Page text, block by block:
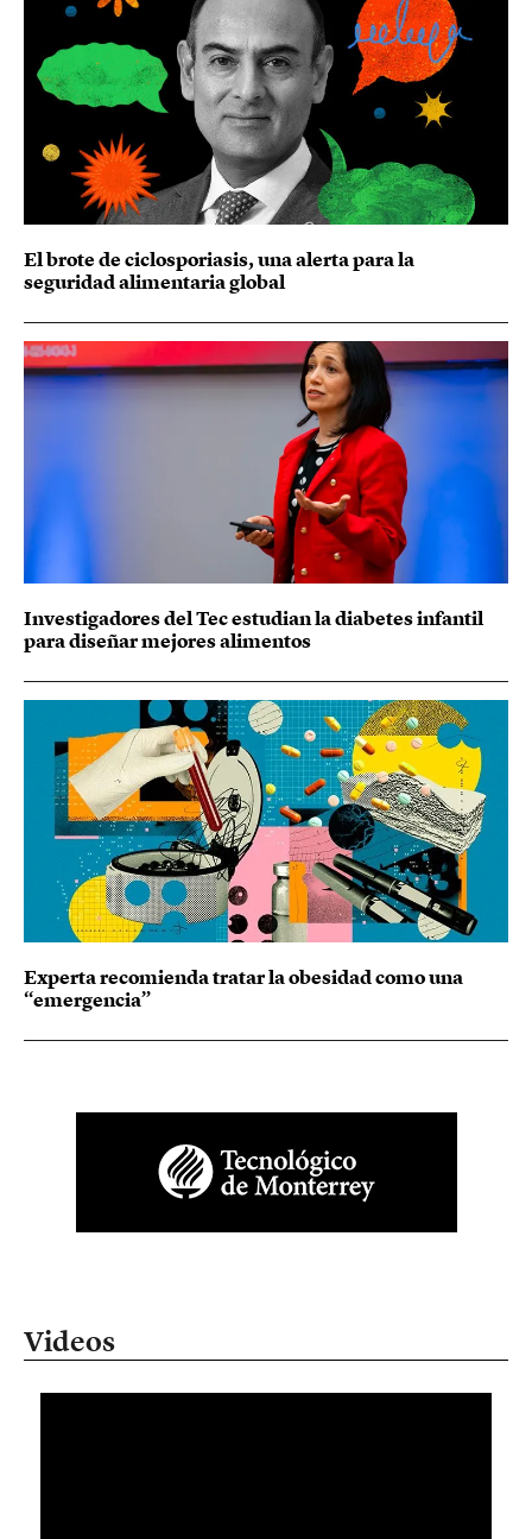
El brote de ciclosporiasis, una alerta para la
seguridad alimentaria global
Investigadores del Tec estudian la diabetes infantil
para diseñar mejores alimentos
Experta recomienda tratar la obesidad como una
“emergencia”
Videos